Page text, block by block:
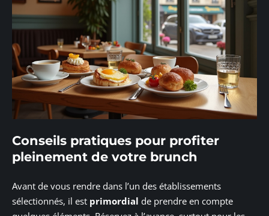
Conseils pratiques pour profiter
pleinement de votre brunch
Avant de vous rendre dans l’un des établissements
sélectionnés, il est primordial de prendre en compte